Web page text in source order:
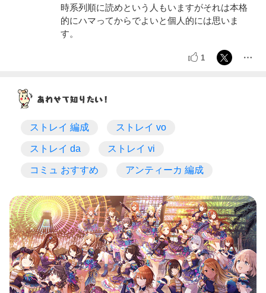
時系列順に読めという人もいますがそれは本格
的にハマってからでよいと個人的には思いま
す。
1
ストレイ 編成 ストレイ vo
ストレイ da ストレイ vi
コミュ おすすめ アンティーカ 編成